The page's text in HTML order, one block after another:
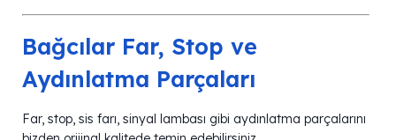
Bağcılar Far, Stop ve
Aydınlatma Parçaları
Far, stop, sis farı, sinyal lambası gibi aydınlatma parçalarını